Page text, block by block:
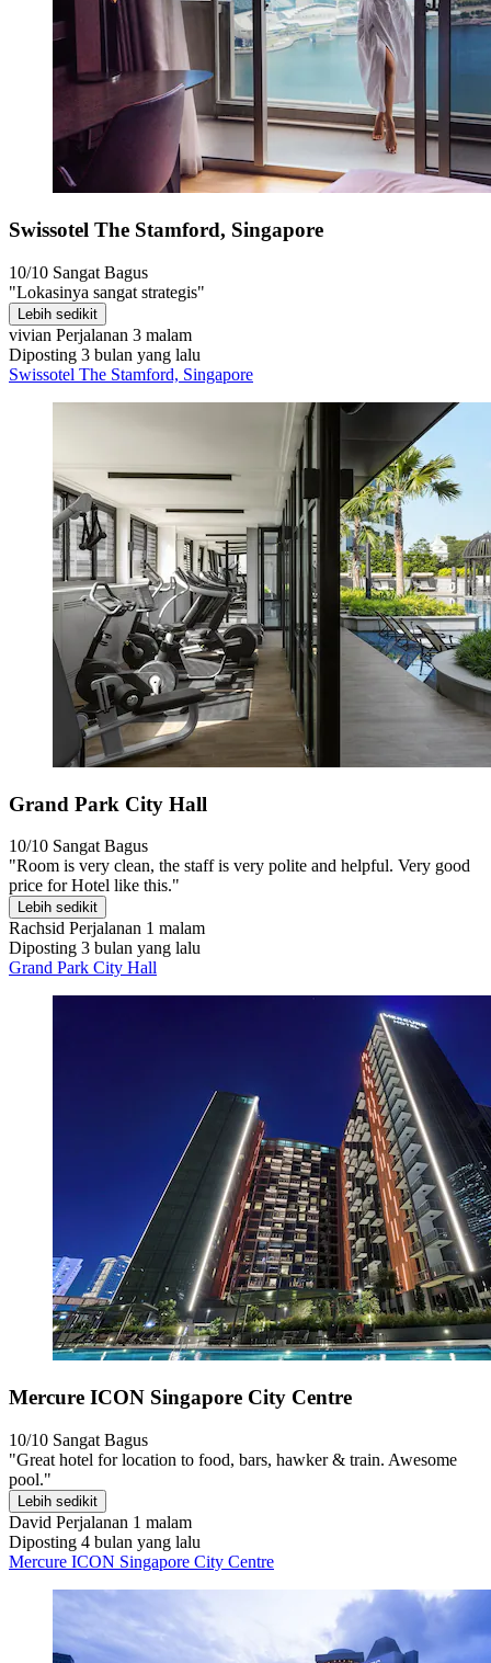
Swissotel The Stamford, Singapore
10/10 Sangat Bagus
"Lokasinya sangat strategis"
Lebih sedikit
vivian Perjalanan 3 malam
Diposting 3 bulan yang lalu
Swissotel The Stamford, Singapore
Grand Park City Hall
10/10 Sangat Bagus
"Room is very clean, the staff is very polite and helpful. Very good
price for Hotel like this."
Lebih sedikit
Rachsid Perjalanan 1 malam
Diposting 3 bulan yang lalu
Grand Park City Hall
Mercure ICON Singapore City Centre
10/10 Sangat Bagus
"Great hotel for location to food, bars, hawker & train. Awesome
pool."
Lebih sedikit
David Perjalanan 1 malam
Diposting 4 bulan yang lalu
Mercure ICON Singapore City Centre